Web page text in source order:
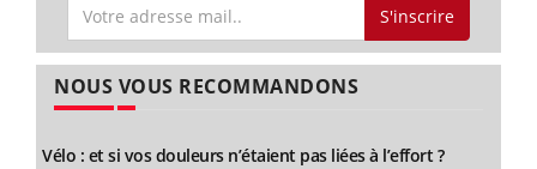
S'inscrire
NOUS VOUS RECOMMANDONS
Vélo : et si vos douleurs n’étaient pas liées à l’effort ?